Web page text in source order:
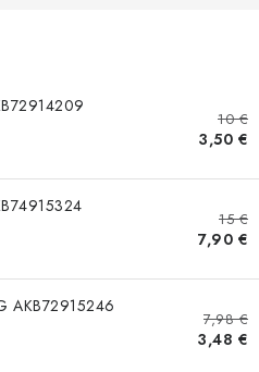
10 €
3,50 €
15 €
7,90 €
AKB72915246
7,98 €
3,48 €